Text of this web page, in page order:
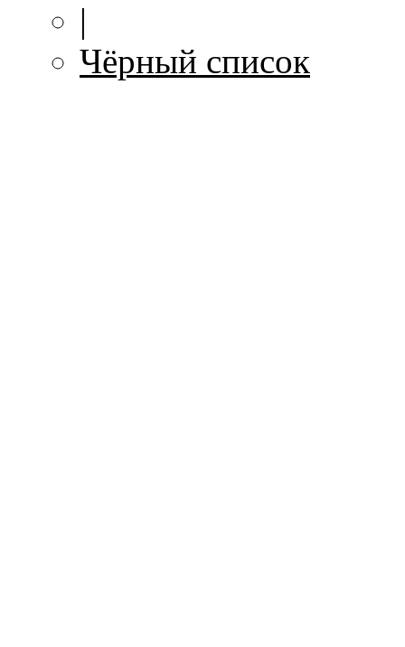
|
Чёрный список